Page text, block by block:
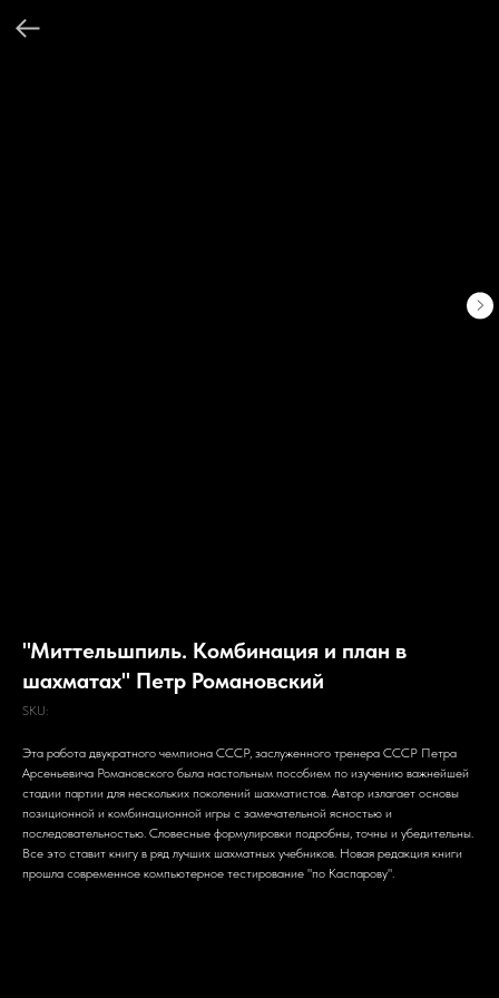
"Миттельшпиль. Комбинация и план в
шахматах" Петр Романовский
SKU:
Эта работа двукратного чемпиона СССР, заслуженного тре­нера СССР Петра
Арсеньевича Романовского была настоль­ным пособием по изучению важнейшей
стадии партии для не­скольких поколений шахматистов. Автор излагает основы
позиционной и комбинационной игры с замечательной ясностью и
последовательностью. Сло­весные формулировки подробны, точны и убедительны.
Все это ставит книгу в ряд лучших шахматных учебников. Новая редакция книги
прошла современное компьютерное тестирование "по Каспарову".